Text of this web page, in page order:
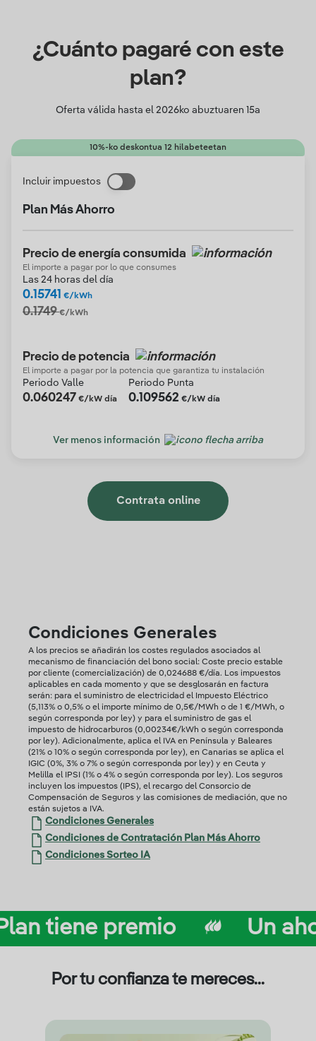
¿Cuánto pagaré con este
plan?
Oferta válida hasta el 2026ko abuztuaren 15a
10%-ko deskontua 12 hilabeteetan
Incluir impuestos
Plan Más Ahorro
Precio de energía consumida
El importe a pagar por lo que consumes
Las 24 horas del día
0.15741 €/kWh
0.1749€/kWh
Precio de potencia
El importe a pagar por la potencia que garantiza tu instalación
Periodo Valle
0.060247 €/kW día
Periodo Punta
0.109562 €/kW día
Ver menos información
Contrata online
Condiciones Generales
A los precios se añadirán los costes regulados asociados al
mecanismo de financiación del bono social: Coste precio estable
por cliente (comercialización) de 0,024688 €/día. Los impuestos
aplicables en cada momento y que se desglosarán en factura
serán: para el suministro de electricidad el Impuesto Eléctrico
(5,113% o 0,5% o el importe mínimo de 0,5€/MWh o de 1 €/MWh, o
según corresponda por ley) y para el suministro de gas el
impuesto de hidrocarburos (0,00234€/kWh o según corresponda
por ley). Adicionalmente, aplica el IVA en Península y Baleares
(21% o 10% o según corresponda por ley), en Canarias se aplica el
IGIC (0%, 3% o 7% o según corresponda por ley) y en Ceuta y
Melilla el IPSI (1% o 4% o según corresponda por ley). Los seguros
incluyen los impuestos (IPS), el recargo del Consorcio de
Compensación de Seguros y las comisiones de mediación, que no
están sujetos a IVA.
Condiciones Generales
Condiciones de Contratación Plan Más Ahorro
Condiciones Sorteo IA
Un ahorro
Por tu confianza te mereces...